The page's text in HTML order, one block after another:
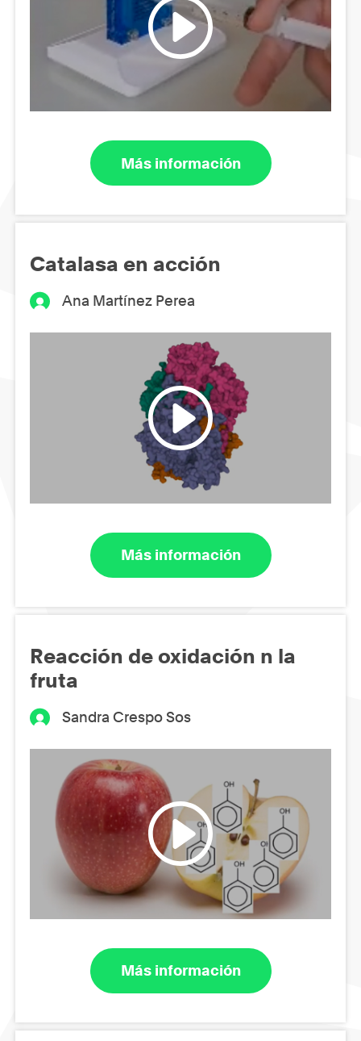
Más información
Catalasa en acción
Ana Martínez Perea
Más información
Reacción de oxidación n la
fruta
Sandra Crespo Sos
Más información